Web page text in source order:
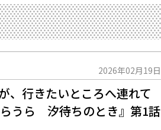
2026年02月19日
、行きたいところへ連れて
らうら 汐待ちのとき』第1話